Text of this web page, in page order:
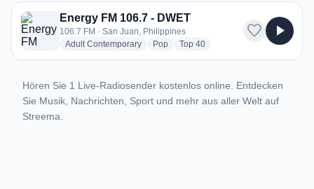
1 Radiosender aus San Juan
Energy FM 106.7 - DWET
106.7 FM · San Juan, Philippines
Adult Contemporaryradio stations
Popradio stations
Top 40radio stations
favorite play_arrow
Hören Sie 1 Live-Radiosender kostenlos online. Entdecken
Sie Musik, Nachrichten, Sport und mehr aus aller Welt auf
Streema.